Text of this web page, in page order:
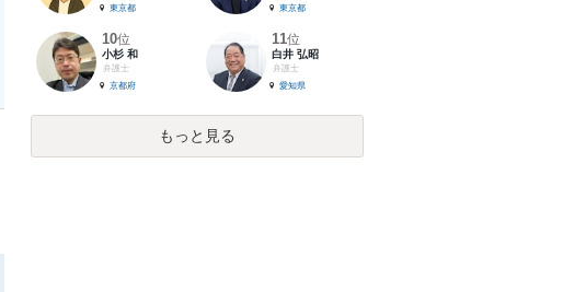
東京都
東京都
10位
小杉 和
弁護士
京都府
11位
白井 弘昭
弁護士
愛知県
もっと見る